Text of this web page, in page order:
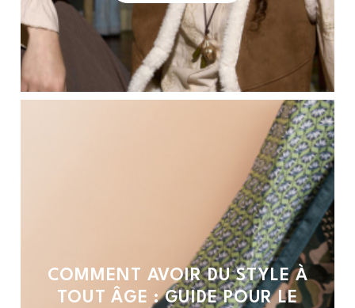
COMMENT AVOIR DU STYLE À
TOUT ÂGE : GUIDE POUR LE